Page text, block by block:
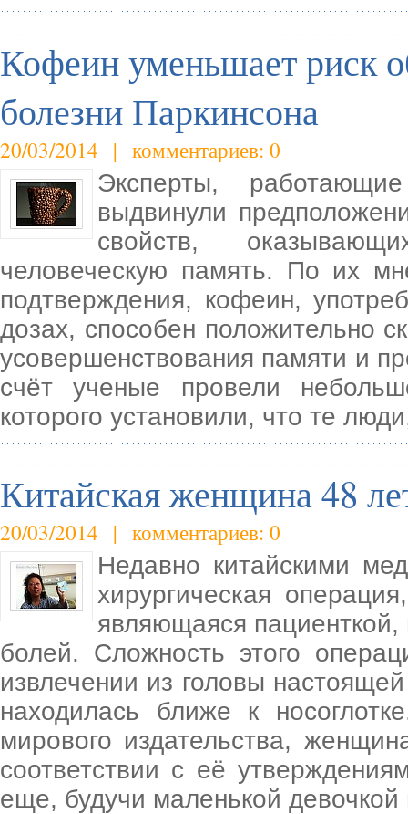
Кофеин уменьшает риск
болезни Паркинсона
20/03/2014 | комментариев: 0
Эксперты,
выдвинули
свойств,
человеческую память. По их
подтверждения, кофеин,
дозах, способен положительно
усовершенствования памяти и
счёт ученые провели
которого установили, что те
Китайская женщина 48
20/03/2014 | комментариев: 0
Недавно китайскими
хирургическая
являющаяся пациенткой,
болей. Сложность этого
извлечении из головы
находилась ближе к
мирового издательства,
соответствии с её
еще, будучи маленькой